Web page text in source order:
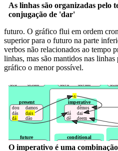
As linhas são organizadas pelo
conjugação de 'dar'
futuro. O gráfico flui em ordem
superior para o futuro na parte
verbos não relacionados ao tempo
linhas, mas são mantidos nas
gráfico o menor possível.
O imperativo é uma